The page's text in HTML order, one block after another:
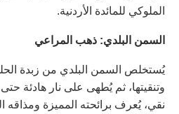
الملوكي للمائدة الأردنية.
السمن البلدي: ذهب المراعي
يُستخلص السمن البلدي من زبدة
وتنقيتها، ثم يُطهى على نار هادئة
نقي، يُعرف برائحته المميزة